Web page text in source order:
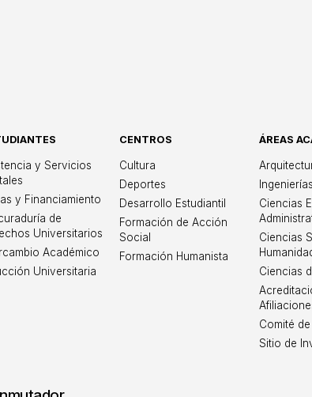
y Servicios
y Financiamiento
de
Universitarios
Académico
Universitaria
CENTROS
Cultura
Deportes
Desarrollo Estudiantil
Formación de Acción
Social
Formación Humanista
ÁREAS
Ingenierías
Ciencias
Ciencias
Ciencias
Comité
Sitio de